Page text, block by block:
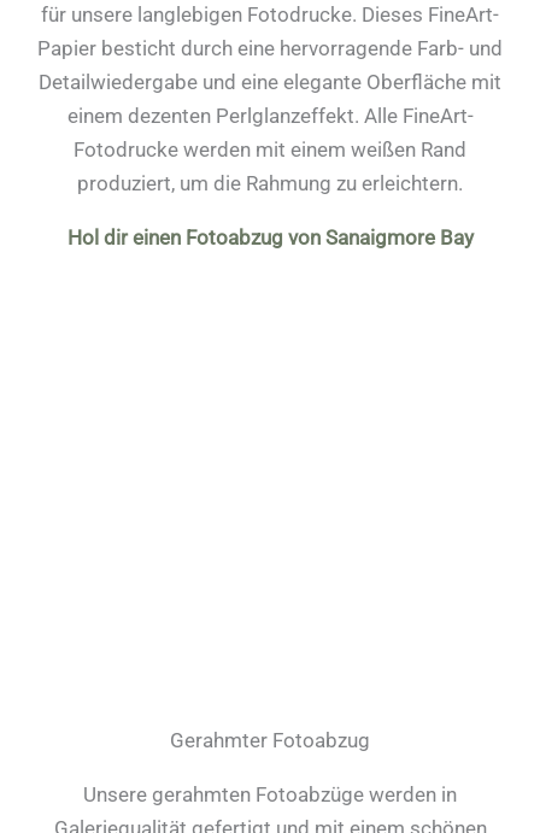
für unsere langlebigen Fotodrucke. Dieses FineArt-
Papier besticht durch eine hervorragende Farb- und
Detailwiedergabe und eine elegante Oberfläche mit
einem dezenten Perlglanzeffekt. Alle FineArt-
Fotodrucke werden mit einem weißen Rand
produziert, um die Rahmung zu erleichtern.
Hol dir einen Fotoabzug von Sanaigmore Bay
Gerahmter Fotoabzug
Unsere gerahmten Fotoabzüge werden in
Galeriequalität gefertigt und mit einem schönen